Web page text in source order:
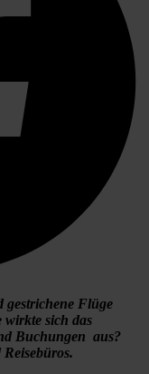
gestrichene Flüge
wirkte sich das
Buchungen aus?
Reisebüros.